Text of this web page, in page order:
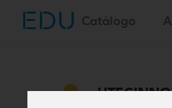
EDU
Saltar
contenido
Catálogo